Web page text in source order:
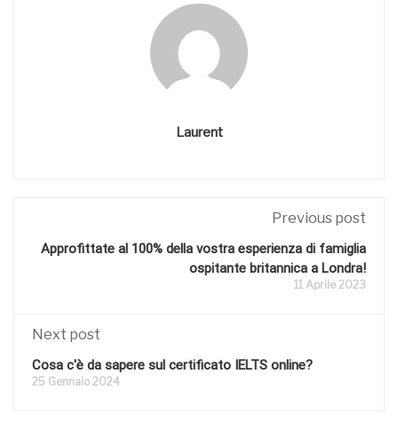
Laurent
Previous post
Approfittate al 100% della vostra esperienza di famiglia
ospitante britannica a Londra!
11 Aprile 2023
Next post
Cosa c'è da sapere sul certificato IELTS online?
25 Gennaio 2024